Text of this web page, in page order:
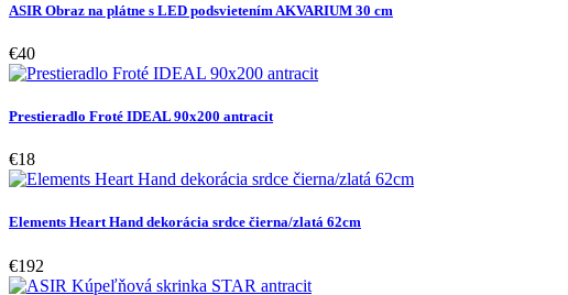
ASIR Obraz na plátne s LED podsvietením AKVARIUM 30 cm
€40
Prestieradlo Froté IDEAL 90x200 antracit
€18
Elements Heart Hand dekorácia srdce čierna/zlatá 62cm
€192